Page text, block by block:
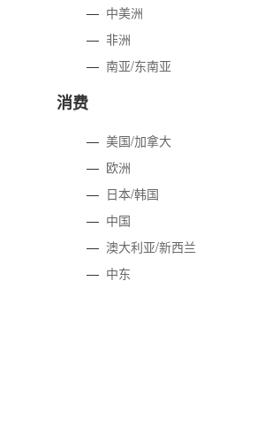
— 中美洲
—非洲
—南亚/东南亚
消费
—美国/加拿大
— 欧洲
— 日本/韩国
— 中国
— 澳大利亚/新西兰
— 中东